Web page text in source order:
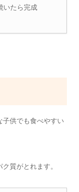
いたら完成
供でも食べやすい
質がとれます。